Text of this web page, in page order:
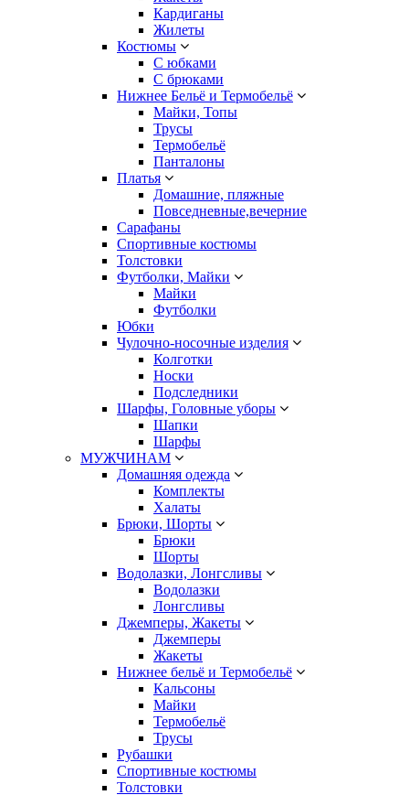
Кардиганы
Жилеты
Костюмы
С юбками
С брюками
Нижнее Бельё и Термобельё
Майки, Топы
Трусы
Термобельё
Панталоны
Платья
Домашние, пляжные
Повседневные,вечерние
Сарафаны
Спортивные костюмы
Толстовки
Футболки, Майки
Майки
Футболки
Юбки
Чулочно-носочные изделия
Колготки
Носки
Подследники
Шарфы, Головные уборы
Шапки
Шарфы
МУЖЧИНАМ
Домашняя одежда
Комплекты
Халаты
Брюки, Шорты
Брюки
Шорты
Водолазки, Лонгсливы
Водолазки
Лонгсливы
Джемперы, Жакеты
Джемперы
Жакеты
Нижнее бельё и Термобельё
Кальсоны
Майки
Термобельё
Трусы
Рубашки
Спортивные костюмы
Толстовки